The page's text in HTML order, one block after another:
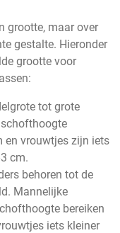
grootte, maar over
gestalte. Hieronder
grootte voor
tot grote
en vrouwtjes zijn iets
cm.
behoren tot de
Mannelijke
bereiken
iets kleiner